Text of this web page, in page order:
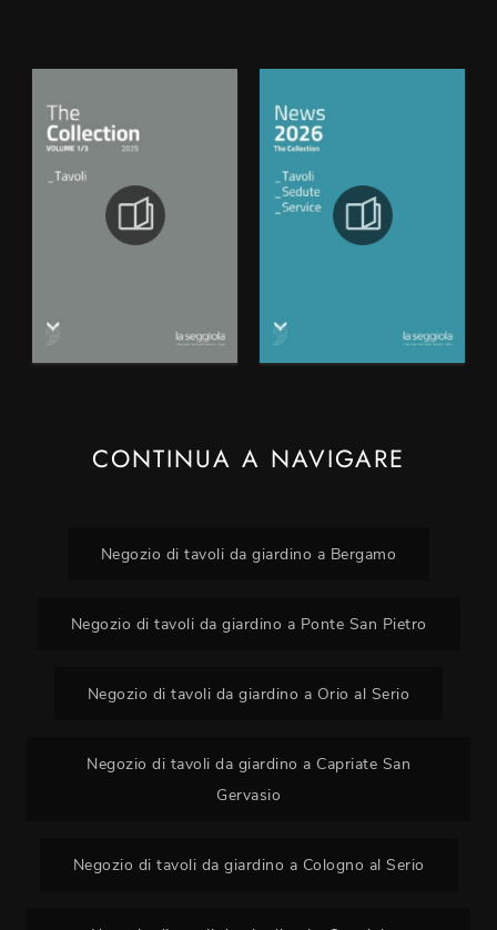
CONTINUA A NAVIGARE
Negozio di tavoli da giardino a Bergamo
Negozio di tavoli da giardino a Ponte San Pietro
Negozio di tavoli da giardino a Orio al Serio
Negozio di tavoli da giardino a Capriate San
Gervasio
Negozio di tavoli da giardino a Cologno al Serio